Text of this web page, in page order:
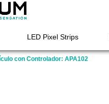
LED Pixel Strips
con Controlador: APA102